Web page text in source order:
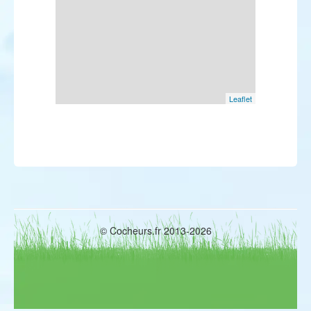
Leaflet
© Cocheurs.fr 2013-2026